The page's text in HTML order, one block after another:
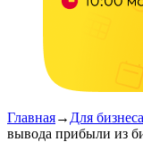
Главная→ Для бизнеса
вывода прибыли из